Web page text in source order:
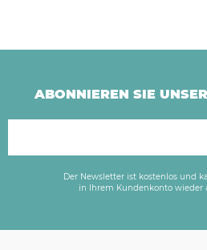
ABONNIEREN SIE
Der Newsletter ist kostenlos und
in Ihrem Kundenkonto wieder